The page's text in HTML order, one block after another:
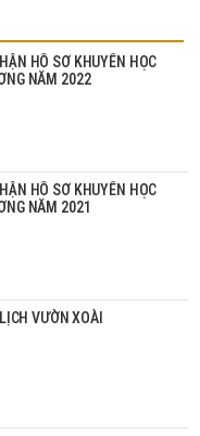
HỒ SƠ KHUYẾN HỌC
NĂM 2022
HỒ SƠ KHUYẾN HỌC
NĂM 2021
VƯỜN XOÀI